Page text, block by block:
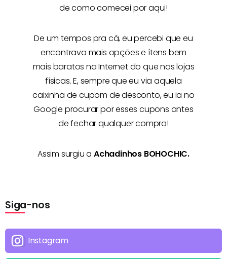
de como comecei por aqui!
De um tempos pra cá, eu percebi que eu
encontrava mais opções e ítens bem
mais baratos na Internetdo que nas lojas
físicas. E, sempre que eu via aquela
caixinha de cupom de desconto, eu ia no
Google procurar por esses cupons antes
de fechar qualquer compra!
Assim surgiu a Achadinhos BOHOCHIC.
Siga-nos
Instagram